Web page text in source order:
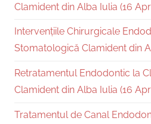
Clamident din Alba Iulia (16
Intervențiile Chirurgicale
Stomatologică Clamident din
Retratamentul Endodontic la
Clamident din Alba Iulia (16
Tratamentul de Canal